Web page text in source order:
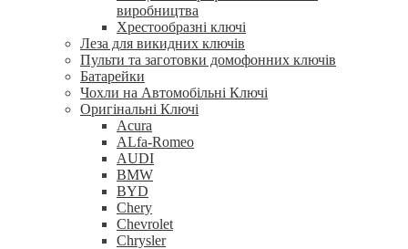
виробництва
Хрестообразні ключі
Леза для викидних ключів
Пульти та заготовки домофонних ключів
Батарейки
Чохли на Автомобільні Ключі
Оригінальні Ключі
Acura
ALfa-Romeo
AUDI
BMW
BYD
Chery
Chevrolet
Chrysler